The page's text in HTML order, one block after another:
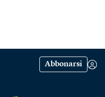
Abbonarsi